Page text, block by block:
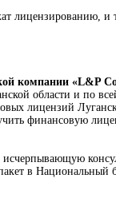
лицензированию,
компании «L&P
области и по
лицензий
финансовую
в